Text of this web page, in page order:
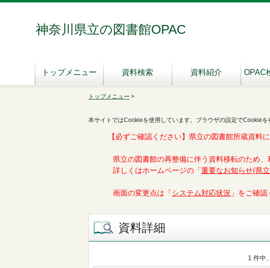
神奈川県立の図書館OPAC
トップメニュー 資料検索 資料紹介 OPAC
トップメニュー >
本サイトではCookieを使用しています。ブラウザの設定でCookieを
【必ずご確認ください】県立の図書館所蔵資料
県立の図書館の再整備に伴う資料移転のため、
詳しくはホームページの「 重要なお知らせ(県
画面の変更点は「 システム対応状況 」をご確認
資料詳細
1 件中